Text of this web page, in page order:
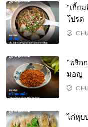
“เกี้ย
โปรด
“พริก
มอญ
ไก่หุบ